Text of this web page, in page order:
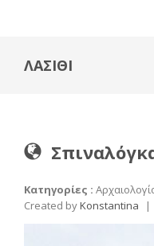
ΛΑΣΙΘΙ
Κατηγορίες :
Created byKonstantina |